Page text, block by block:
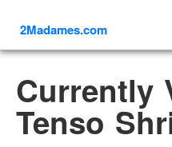
2Madames.com
ภาคเหนือ
ภาคใต้
Currently
Tenso